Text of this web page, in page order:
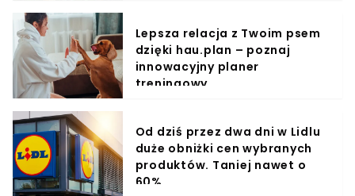
Lepsza relacja z Twoim psem
dzięki hau.plan – poznaj
innowacyjny planer
treningowy
Od dziś przez dwa dni w Lidlu
duże obniżki cen wybranych
produktów. Taniej nawet o
60%